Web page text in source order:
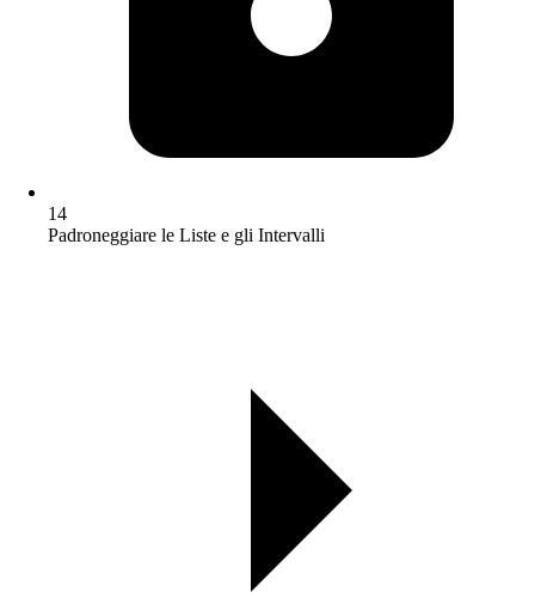
14
Padroneggiare le Liste e gli Intervalli